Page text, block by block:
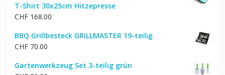
T-Shirt 30x25cm Hitzepresse
CHF168.00
BBQ Grillbesteck GRILLMASTER 19-teilig
CHF70.00
Gartenwerkzeug Set 3-teilig grün